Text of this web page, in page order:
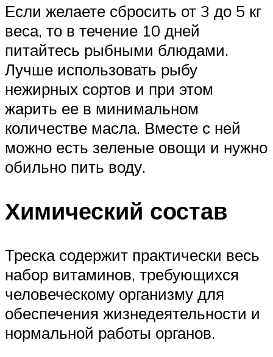
Если желаете сбросить от 3 до 5 кг
веса, то в течение 10 дней
питайтесь рыбными блюдами.
Лучше использовать рыбу
нежирных сортов и при этом
жарить ее в минимальном
количестве масла. Вместе с ней
можно есть зеленые овощи и нужно
обильно пить воду.
Химический состав
Треска содержит практически весь
набор витаминов, требующихся
человеческому организму для
обеспечения жизнедеятельности и
нормальной работы органов.